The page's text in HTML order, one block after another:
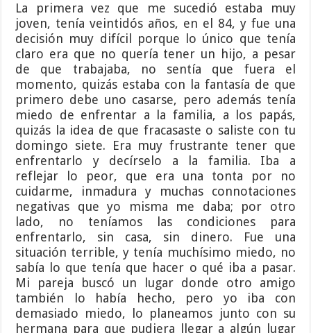
La primera vez que me sucedió estaba muy
joven, tenía veintidós años, en el 84, y fue una
decisión muy difícil porque lo único que tenía
claro era que no quería tener un hijo, a pesar
de que trabajaba, no sentía que fuera el
momento, quizás estaba con la fantasía de que
primero debe uno casarse, pero además tenía
miedo de enfrentar a la familia, a los papás,
quizás la idea de que fracasaste o saliste con tu
domingo siete. Era muy frustrante tener que
enfrentarlo y decírselo a la familia. Iba a
reflejar lo peor, que era una tonta por no
cuidarme, inmadura y muchas connotaciones
negativas que yo misma me daba; por otro
lado, no teníamos las condiciones para
enfrentarlo, sin casa, sin dinero. Fue una
situación terrible, y tenía muchísimo miedo, no
sabía lo que tenía que hacer o qué iba a pasar.
Mi pareja buscó un lugar donde otro amigo
también lo había hecho, pero yo iba con
demasiado miedo, lo planeamos junto con su
hermana para que pudiera llegar a algún lugar